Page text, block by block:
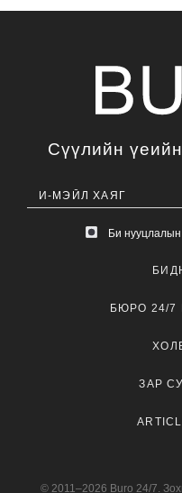
Сүүлийн
Би
БЮРО 24/7
ЗАР
© 2011–2026 Buro 24/7.